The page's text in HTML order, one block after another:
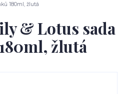
180ml, žlutá
& Lotus sada
žlutá